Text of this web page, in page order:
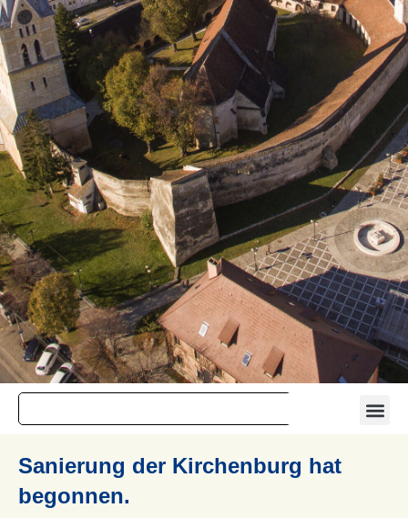
Sanierung der Kirchenburg hat
begonnen.